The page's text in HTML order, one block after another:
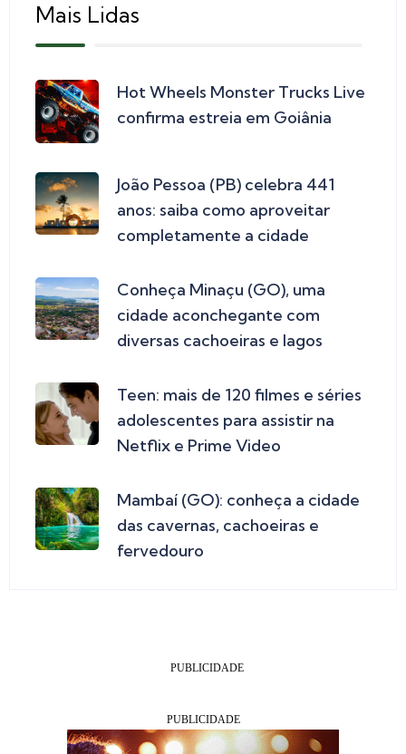
Mais Lidas
Hot Wheels Monster Trucks Live
confirma estreia em Goiânia
João Pessoa (PB) celebra 441
anos: saiba como aproveitar
completamente a cidade
Conheça Minaçu (GO), uma
cidade aconchegante com
diversas cachoeiras e lagos
Teen: mais de 120 filmes e séries
adolescentes para assistir na
Netflix e Prime Video
Mambaí (GO): conheça a cidade
das cavernas, cachoeiras e
fervedouro